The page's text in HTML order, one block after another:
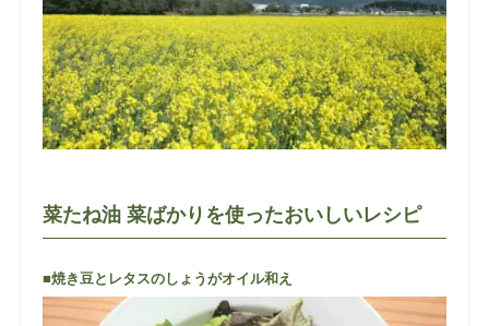
菜たね油 菜ばかりを使ったおいしいレシピ
■焼き豆とレタスのしょうがオイル和え